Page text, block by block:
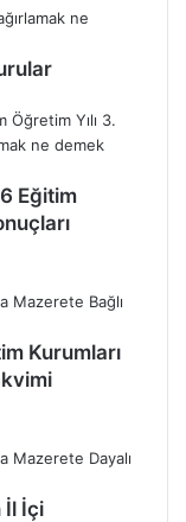
Eğitim
Kurumları
İl İçi